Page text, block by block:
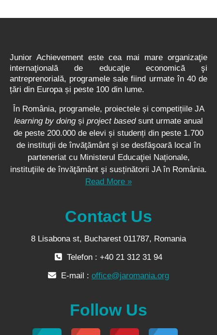
Junior Achievement este cea mai mare organizaţie
internaţională de educaţie economică şi
antreprenorială, programele sale fiind urmate în 40 de
țări din Europa și peste 100 din lume.
În România, programele, proiectele și competițiile JA
learning by doingși project basedsunt urmate anual
de peste 200.000 de elevi și studenți din peste 1.700
de instituţii de învăţământ şi se desfăşoară local în
parteneriat cu Ministerul Educaţiei Naționale,
instituţiile de învăţământ şi susținătorii JA în România.
Read More »
Contact Us
8 Lisabona st, Bucharest 011787, Romania
Telefon : +40 21 312 31 94
E-mail : office@jaromania.org
Follow Us